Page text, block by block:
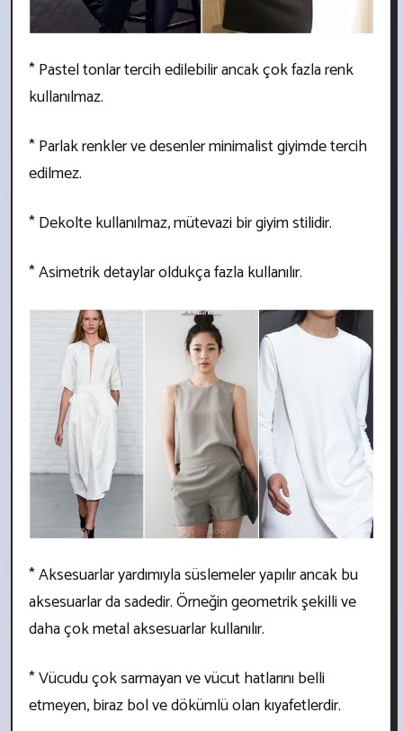
* Pastel tonlar tercih edilebilir ancak çok fazla renk
kullanılmaz.
* Parlak renkler ve desenler minimalist giyimde tercih
edilmez.
* Dekolte kullanılmaz, mütevazi bir giyim stilidir.
* Asimetrik detaylar oldukça fazla kullanılır.
* Aksesuarlar yardımıyla süslemeler yapılır ancak bu
aksesuarlar da sadedir. Örneğin geometrik şekilli ve
daha çok metal aksesuarlar kullanılır.
* Vücudu çok sarmayan ve vücut hatlarını belli
etmeyen, biraz bol ve dökümlü olan kıyafetlerdir.